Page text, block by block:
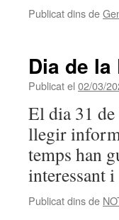
Publicat dins de
Dia de la
Publicat el 02/03/
El dia 31 de
llegir
temps han
interessant
Publicat dins de